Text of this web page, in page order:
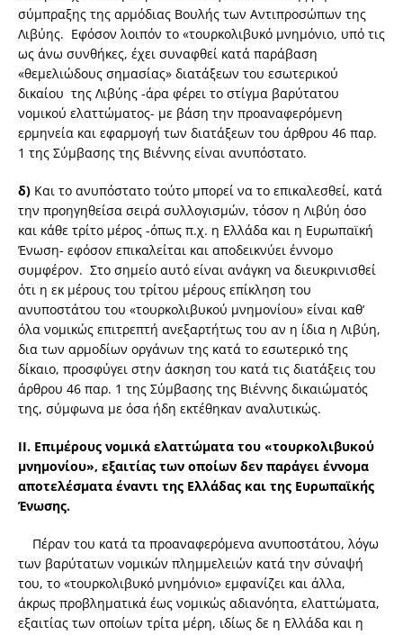
σύμπραξης της αρμόδιας Βουλής των Αντιπροσώπων της
Λιβύης. Εφόσον λοιπόν το «τουρκολιβυκό μνημόνιο, υπό τις
ως άνω συνθήκες, έχει συναφθεί κατά παράβαση
«θεμελιώδους σημασίας» διατάξεων του εσωτερικού
δικαίου της Λιβύης -άρα φέρει το στίγμα βαρύτατου
νομικού ελαττώματος- με βάση την προαναφερόμενη
ερμηνεία και εφαρμογή των διατάξεων του άρθρου 46 παρ.
1 της Σύμβασης της Βιέννης είναι ανυπόστατο.
δ) Και το ανυπόστατο τούτο μπορεί να το επικαλεσθεί, κατά
την προηγηθείσα σειρά συλλογισμών, τόσον η Λιβύη όσο
και κάθε τρίτο μέρος -όπως π.χ. η Ελλάδα και η Ευρωπαϊκή
Ένωση- εφόσον επικαλείται και αποδεικνύει έννομο
συμφέρον. Στο σημείο αυτό είναι ανάγκη να διευκρινισθεί
ότι η εκ μέρους του τρίτου μέρους επίκληση του
ανυποστάτου του «τουρκολιβυκού μνημονίου» είναι καθ’
όλα νομικώς επιτρεπτή ανεξαρτήτως του αν η ίδια η Λιβύη,
δια των αρμοδίων οργάνων της κατά το εσωτερικό της
δίκαιο, προσφύγει στην άσκηση του κατά τις διατάξεις του
άρθρου 46 παρ. 1 της Σύμβασης της Βιέννης δικαιώματός
της, σύμφωνα με όσα ήδη εκτέθηκαν αναλυτικώς.
ΙΙ. Επιμέρους νομικά ελαττώματα του «τουρκολιβυκού
μνημονίου», εξαιτίας των οποίων δεν παράγει έννομα
αποτελέσματα έναντι της Ελλάδας και της Ευρωπαϊκής
Ένωσης.
Πέραν του κατά τα προαναφερόμενα ανυποστάτου, λόγω
των βαρύτατων νομικών πλημμελειών κατά την σύναψή
του, το «τουρκολιβυκό μνημόνιο» εμφανίζει και άλλα,
άκρως προβληματικά έως νομικώς αδιανόητα, ελαττώματα,
εξαιτίας των οποίων τρίτα μέρη, ιδίως δε η Ελλάδα και η